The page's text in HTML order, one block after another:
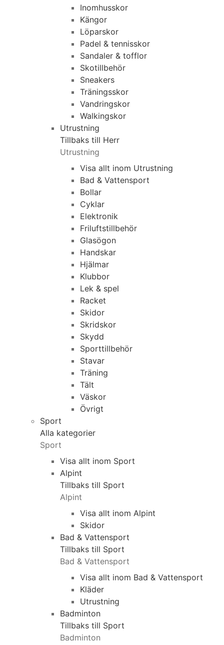
Inomhusskor
Kängor
Löparskor
Padel & tennisskor
Sandaler & tofflor
Skotillbehör
Sneakers
Träningsskor
Vandringskor
Walkingskor
Utrustning
Tillbaks till Herr
Utrustning
Visa allt inom Utrustning
Bad & Vattensport
Bollar
Cyklar
Elektronik
Friluftstillbehör
Glasögon
Handskar
Hjälmar
Klubbor
Lek & spel
Racket
Skidor
Skridskor
Skydd
Sporttillbehör
Stavar
Träning
Tält
Väskor
Övrigt
Sport
Alla kategorier
Sport
Visa allt inom Sport
Alpint
Tillbaks till Sport
Alpint
Visa allt inom Alpint
Skidor
Bad & Vattensport
Tillbaks till Sport
Bad & Vattensport
Visa allt inom Bad & Vattensport
Kläder
Utrustning
Badminton
Tillbaks till Sport
Badminton